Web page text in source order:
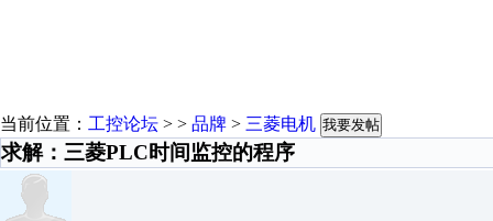
当前位置： 工控论坛 > > 品牌 > 三菱电机 我要发帖
求解：三菱PLC时间监控的程序